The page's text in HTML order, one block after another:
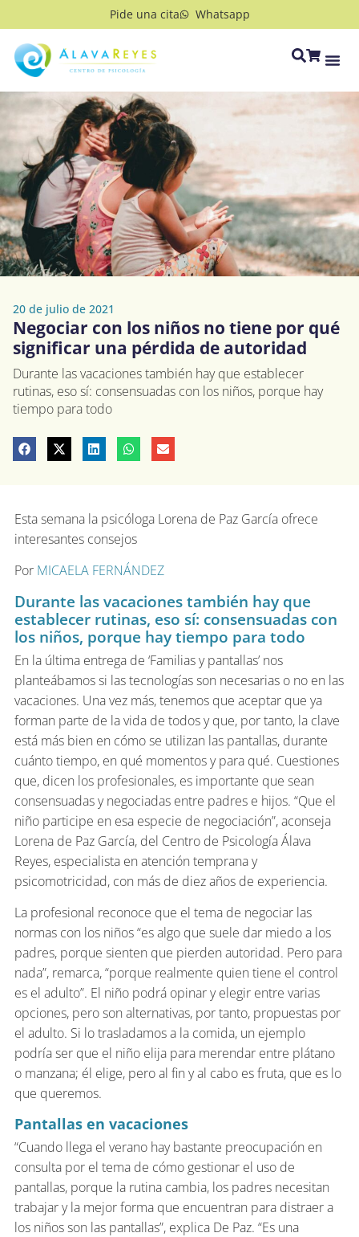
Pide una cita Whatsapp
20 de julio de 2021
Negociar con los niños no tiene por qué
significar una pérdida de autoridad
Durante las vacaciones también hay que establecer
rutinas, eso sí: consensuadas con los niños, porque hay
tiempo para todo
Esta semana la psicóloga Lorena de Paz García ofrece
interesantes consejos
Por MICAELA FERNÁNDEZ
Durante las vacaciones también hay que
establecer rutinas, eso sí: consensuadas con
los niños, porque hay tiempo para todo
En la última entrega de ‘Familias y pantallas’ nos
planteábamos si las tecnologías son necesarias o no en las
vacaciones. Una vez más, tenemos que aceptar que ya
forman parte de la vida de todos y que, por tanto, la clave
está más bien en cómo se utilizan las pantallas, durante
cuánto tiempo, en qué momentos y para qué. Cuestiones
que, dicen los profesionales, es importante que sean
consensuadas y negociadas entre padres e hijos. “Que el
niño participe en esa especie de negociación”, aconseja
Lorena de Paz García, del Centro de Psicología Álava
Reyes, especialista en atención temprana y
psicomotricidad, con más de diez años de experiencia.
La profesional reconoce que el tema de negociar las
normas con los niños “es algo que suele dar miedo a los
padres, porque sienten que pierden autoridad. Pero para
nada”, remarca, “porque realmente quien tiene el control
es el adulto”. El niño podrá opinar y elegir entre varias
opciones, pero son alternativas, por tanto, propuestas por
el adulto. Si lo trasladamos a la comida, un ejemplo
podría ser que el niño elija para merendar entre plátano
o manzana; él elige, pero al fin y al cabo es fruta, que es lo
que queremos.
Pantallas en vacaciones
“Cuando llega el verano hay bastante preocupación en
consulta por el tema de cómo gestionar el uso de
pantallas, porque la rutina cambia, los padres necesitan
trabajar y la mejor forma que encuentran para distraer a
los niños son las pantallas”, explica De Paz. “Es una